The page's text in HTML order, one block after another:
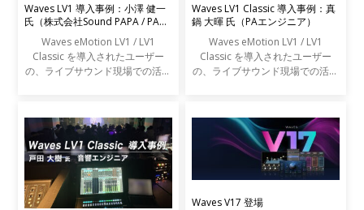
Waves LV1 導入事例：小澤 健一
氏（株式会社Sound PAPA / PAエ
Waves eMotion LV1 / LV1
Classic を導入されたユーザー
の、ライブサウンド現場での活用
Waves LV1 Classic 導入事例：真
鍋 大暉 氏（PAエンジニア）
Waves eMotion LV1 / LV1
Classic を導入されたユーザー
の、ライブサウンド現場での活用
Waves V17 登場